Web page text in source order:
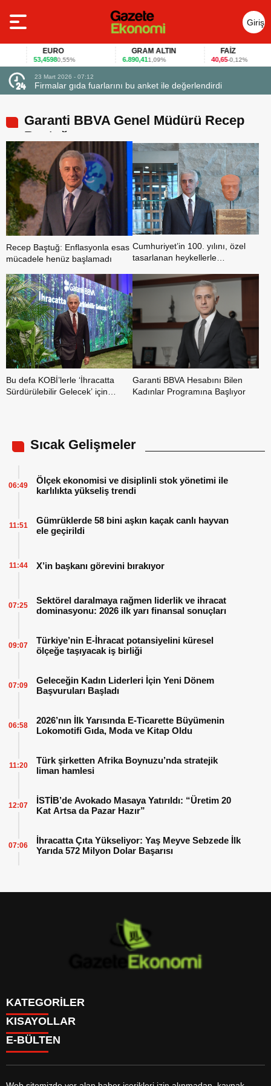
Giriş
Yap
EURO
53,45980,55%
GRAM ALTIN
6.890,411,09%
FAİZ
40,65-0,12%
23 Mart 2026 - 07:12
Firmalar gıda fuarlarını bu anket ile değerlendirdi
Garanti BBVA Genel Müdürü Recep
Baştuğ
Recep Baştuğ: Enflasyonla esas
mücadele henüz başlamadı
Cumhuriyet’in 100. yılını, özel
tasarlanan heykellerle
Bu defa KOBİ’lerle ‘İhracatta
Sürdürülebilir Gelecek’ için
Garanti BBVA Hesabını Bilen
Kadınlar Programına Başlıyor
Sıcak Gelişmeler
Ölçek ekonomisi ve disiplinli stok yönetimi ile
karlılıkta yükseliş trendi
06:49
Gümrüklerde 58 bini aşkın kaçak canlı hayvan
ele geçirildi
11:51
X’in başkanı görevini bırakıyor
11:44
Sektörel daralmaya rağmen liderlik ve ihracat
dominasyonu: 2026 ilk yarı finansal sonuçları
07:25
Türkiye’nin E-İhracat potansiyelini küresel
ölçeğe taşıyacak iş birliği
09:07
Geleceğin Kadın Liderleri İçin Yeni Dönem
Başvuruları Başladı
07:09
2026’nın İlk Yarısında E-Ticarette Büyümenin
Lokomotifi Gıda, Moda ve Kitap Oldu
06:58
Türk şirketten Afrika Boynuzu’nda stratejik
liman hamlesi
11:20
İSTİB’de Avokado Masaya Yatırıldı: “Üretim 20
Kat Artsa da Pazar Hazır”
12:07
İhracatta Çıta Yükseliyor: Yaş Meyve Sebzede İlk
Yarıda 572 Milyon Dolar Başarısı
07:06
KATEGORİLER
GÜNDEM
DÜNYA
SİYASET
MAGAZİN
KISAYOLLAR
BURÇLAR
E-BÜLTEN